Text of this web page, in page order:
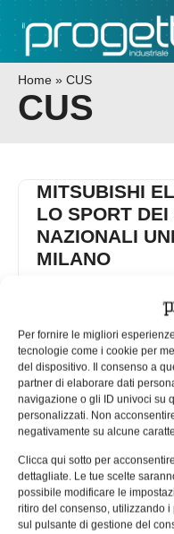
Per fornire le migliori
tecnologie come i cookie per
del dispositivo. Il consenso a
partner di elaborare dati
navigazione o gli ID univoci su
personalizzati. Non
negativamente su alcune
Clicca qui sotto per
dettagliate. Le tue scelte
possibile modificare le
ritiro del consenso, utilizzando
sul pulsante di gestione del
Home » CUS
CUS
MITSUBISHI
LO SPORT
NAZIONALI
MILANO
Campionati Nazionali
CUS
26/05/2014